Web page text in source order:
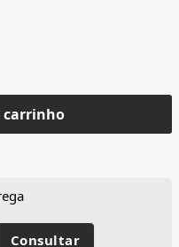
carrinho